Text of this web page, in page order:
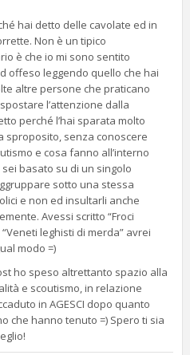
hai detto delle cavolate ed in
Non è un tipico
è che io mi sono sentito
offeso leggendo quello che hai
altre persone che praticano
l’attenzione dalla
perché l’hai sparata molto
sproposito, senza conoscere
e cosa fanno all’interno
sei basato su di un singolo
sotto una stessa
e non ed insultarli anche
Avessi scritto “Froci
leghisti di merda” avrei
modo =)
ho speso altrettanto spazio alla
e scoutismo, in relazione
in AGESCI dopo quanto
che hanno tenuto =) Spero ti sia